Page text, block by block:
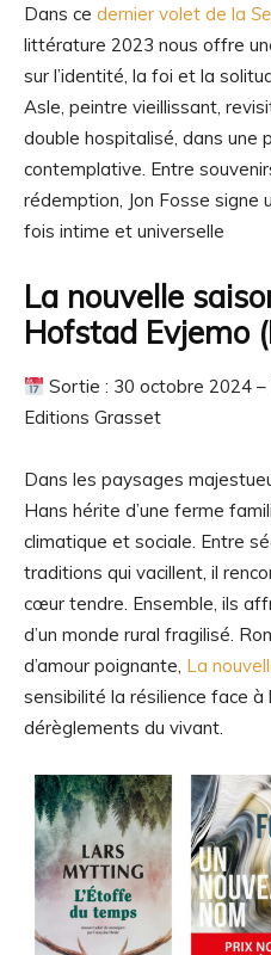
Dans ce dernier volet de la
littérature 2023 nous offre
sur l’identité, la foi et la
Asle, peintre vieillissant,
double hospitalisé, dans une
contemplative. Entre
rédemption, Jon Fosse
fois intime et universelle
La nouvelle
Hofstad Evjemo
Sortie : 30 octobre 2024 –
Editions Grasset
Dans les paysages
Hans hérite d’une ferme
climatique et sociale. Entre
traditions qui vacillent, il
cœur tendre. Ensemble, ils
d’un monde rural fragilisé.
d’amour poignante, La
sensibilité la résilience face
dérèglements du vivant.